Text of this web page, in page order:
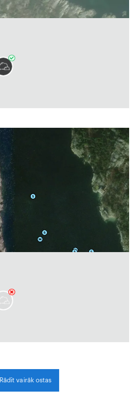
Rādīt vairāk ostas